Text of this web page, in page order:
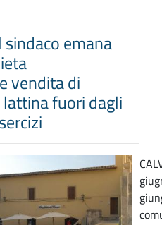
sindaco emana
vendita di
fuori dagli